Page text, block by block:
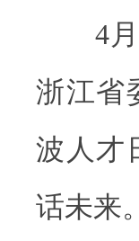
4月
浙江省
波人才
话未来。